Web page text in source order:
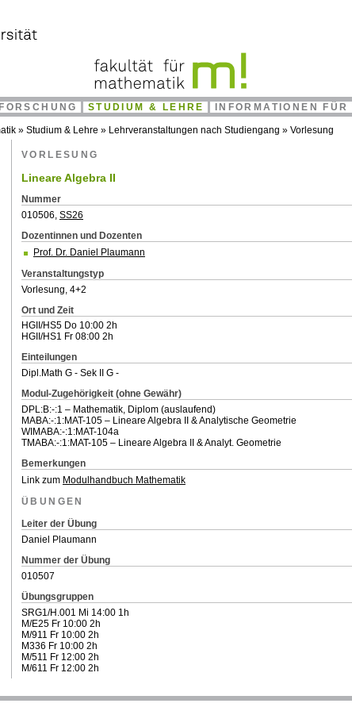
STUDIUM & LEHRE INFORMATIONEN
» Studium & Lehre » Lehrveranstaltungen nach Studiengang » Vorlesung
VORLESUNG
Lineare Algebra II
Nummer
010506, SS26
Dozentinnen und Dozenten
Prof. Dr. Daniel Plaumann
Veranstaltungstyp
Vorlesung, 4+2
Ort und Zeit
HGII/HS5 Do 10:00 2h
HGII/HS1 Fr 08:00 2h
Einteilungen
Dipl.Math G - Sek II G -
Modul-Zugehörigkeit (ohne Gewähr)
DPL:B:-:1 – Mathematik, Diplom (auslaufend)
MABA:-:1:MAT-105 – Lineare Algebra II & Analytische Geometrie
WIMABA:-:1:MAT-104a
TMABA:-:1:MAT-105 – Lineare Algebra II & Analyt. Geometrie
Bemerkungen
Link zum Modulhandbuch Mathematik
ÜBUNGEN
Leiter der Übung
Daniel Plaumann
Nummer der Übung
010507
Übungsgruppen
SRG1/H.001 Mi 14:00 1h
M/E25 Fr 10:00 2h
M/911 Fr 10:00 2h
M336 Fr 10:00 2h
M/511 Fr 12:00 2h
M/611 Fr 12:00 2h